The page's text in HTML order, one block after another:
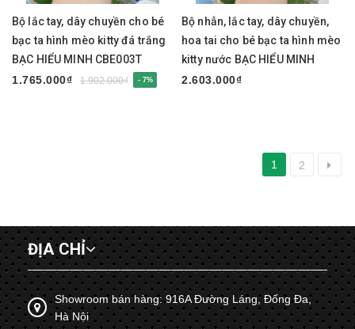
Bộ lắc tay, dây chuyền cho bé
bạc ta hình mèo kitty đá trắng
BẠC HIỂU MINH CBE003T
1.765.000₫
1.902.000₫ - 7%
Bộ nhẫn, lắc tay, dây chuyền,
hoa tai cho bé bạc ta hình mèo
kitty nước BẠC HIỂU MINH
CBE002
2.603.000₫
1 2
ĐỊA CHỈ
Showroom bán hàng: 916A Đường Láng, Đống Đa,
Hà Nội